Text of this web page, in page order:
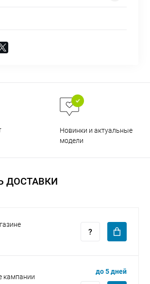
Новинки и актуальные
модели
ДОСТАВКИ
кампании
до 5 дней
раз в 2 недели
8 800 302-02-51